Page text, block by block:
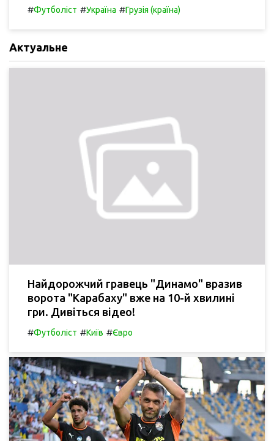
#Футболіст #Україна #Грузія (країна)
Актуальне
Найдорожчий гравець "Динамо" вразив
ворота "Карабаху" вже на 10-й хвилині
гри. Дивіться відео!
#Футболіст #Київ #Євро